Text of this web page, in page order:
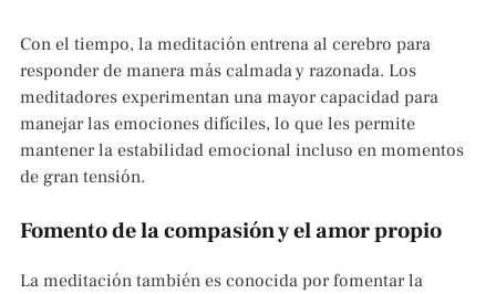
Con el tiempo, la meditación entrena al cerebro para
responder de manera más calmada y razonada. Los
meditadores experimentan una mayor capacidad para
manejar las emociones difíciles, lo que les permite
mantener la estabilidad emocional incluso en momentos
de gran tensión.
Fomento de la compasión y el amor propio
La meditación también es conocida por fomentar la